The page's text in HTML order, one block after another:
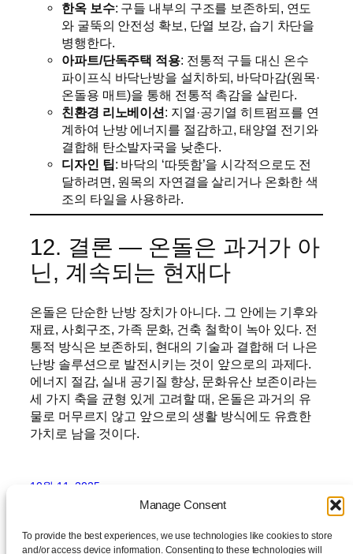
Manage Consent
To provide the best experiences, we use technologies like cookies to store
and/or access device information. Consenting to these technologies will
한옥 보수: 구들 내부의 구조를 보존하되, 연도
와 굴뚝의 안전성 확보, 단열 보강, 습기 차단을
병행한다.
아파트/단독주택 적용: 전통적 구들 대신 온수
파이프식 바닥난방을 설치하되, 바닥마감(원목·
온돌용 매트)을 통해 전통적 촉감을 살린다.
친환경 리노베이션: 지열·공기열 히트펌프를 연
계하여 난방 에너지를 절감하고, 태양열 전기와
결합해 탄소발자국을 낮춘다.
디자인 팁: 바닥의 ‘따뜻함’을 시각적으로도 전
달하려면, 원목의 자연결을 살리거나 온화한 색
조의 타일을 사용하라.
12. 결론 — 온돌은 과거가 아
닌, 계속되는 현재다
온돌은 단순한 난방 장치가 아니다. 그 안에는 기후와
재료, 사회구조, 가족 문화, 건축 철학이 녹아 있다. 전
통적 방식은 보존하되, 현대의 기술과 결합해 더 나은
난방 솔루션으로 발전시키는 것이 앞으로의 과제다.
에너지 절감, 실내 공기질 향상, 문화유산 보존이라는
세 가지 축을 균형 있게 고려할 때, 온돌은 과거의 유
물로 머무르지 않고 앞으로의 생활 방식에도 유효한
가치로 남을 것이다.
10월 11, 2025